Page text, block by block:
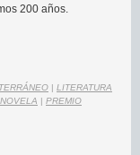
200 años.
| LITERATURA
NOVELA | PREMIO